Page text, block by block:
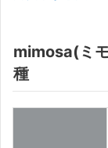
mimosa(ミ
種